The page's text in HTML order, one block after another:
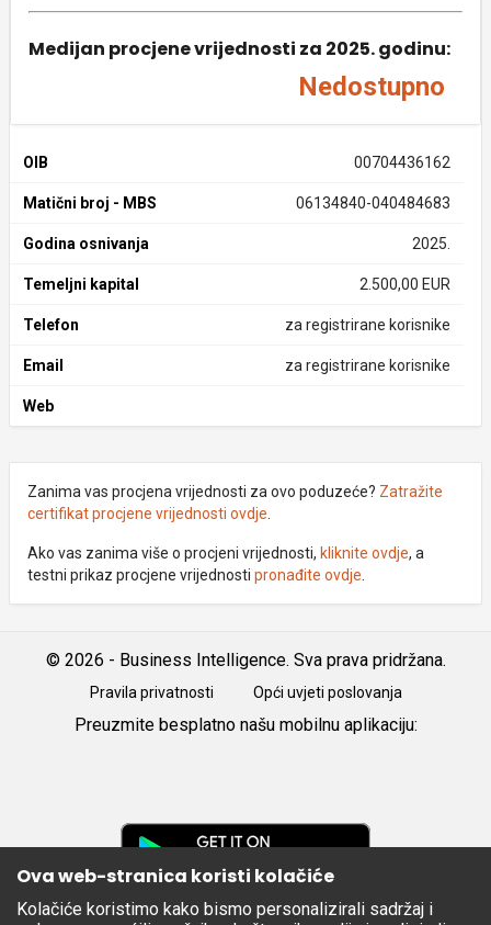
Medijan procjene vrijednosti za 2025. godinu:
Nedostupno
OIB 00704436162
Matični broj - MBS 06134840-040484683
Godina osnivanja 2025.
Temeljni kapital 2.500,00 EUR
Telefon za registrirane korisnike
Email za registrirane korisnike
Web
Zanima vas procjena vrijednosti za ovo poduzeće? Zatražite
certifikat procjene vrijednosti ovdje
Ako vas zanima više o procjeni vrijednosti, kliknite ovdje, a
testni prikaz procjene vrijednosti pronađite ovdje
© 2026 - Business Intelligence. Sva prava pridržana.
Pravila privatnosti Opći uvjeti poslovanja
Preuzmite besplatno našu mobilnu aplikaciju:
Ova web-stranica koristi kolačiće
Kolačiće koristimo kako bismo personalizirali sadržaj i